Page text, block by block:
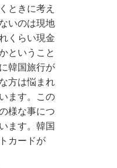
ときに考え
いのは現地
くらい現金
ということ
韓国旅行が
方は悩まれ
ます。この
様な事につ
ます。韓国
カードが